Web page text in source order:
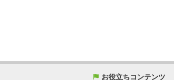
( お役立ちコンテンツ